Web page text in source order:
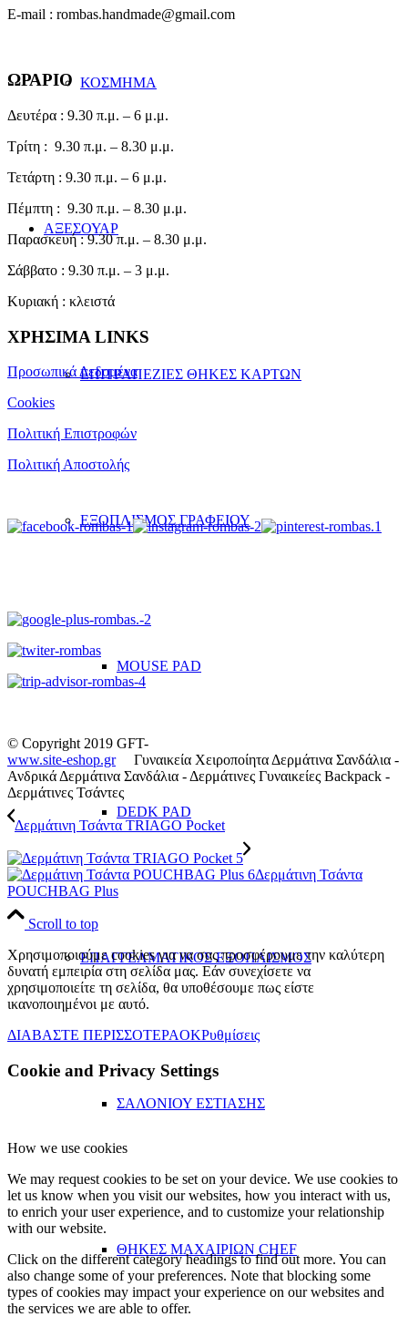
ΚΟΣΜΗΜΑ
ΑΞΕΣΟΥΑΡ
ΕΠΙΤΡΑΠΕΖΙΕΣ ΘΗΚΕΣ ΚΑΡΤΩΝ
ΕΞΟΠΛΙΣΜΟΣ ΓΡΑΦΕΙΟΥ
MOUSE PAD
DEDK PAD
ΕΠΑΓΓΕΛΜΑΤΙΚΟΣ ΕΞΟΠΛΙΣΜΟΣ
ΣΑΛΟΝΙΟΥ ΕΣΤΙΑΣΗΣ
ΘΗΚΕΣ ΜΑΧΑΙΡΙΩΝ CHEF
E-mail : rombas.handmade@gmail.com
ΩΡΑΡΙΟ
Δευτέρα : 9.30 π.μ. – 6 μ.μ.
Τρίτη : 9.30 π.μ. – 8.30 μ.μ.
Τετάρτη : 9.30 π.μ. – 6 μ.μ.
Πέμπτη : 9.30 π.μ. – 8.30 μ.μ.
Παρασκευή : 9.30 π.μ. – 8.30 μ.μ.
Σάββατο : 9.30 π.μ. – 3 μ.μ.
Κυριακή : κλειστά
ΧΡΗΣΙΜΑ LINKS
Προσωπικά Δεδομένα
Cookies
Πολιτική Επιστροφών
Πολιτική Αποστολής
© Copyright 2019 GFT-
www.site-eshop.grΓυναικεία Χειροποίητα Δερμάτινα Σανδάλια -
Ανδρικά Δερμάτινα Σανδάλια - Δερμάτινες Γυναικείες Backpack -
Δερμάτινες Τσάντες
Δερμάτινη Τσάντα TRIAGO Pocket
Δερμάτινη Τσάντα
POUCHBAG Plus
Scroll to top
Χρησιμοποιούμε cookies για να σας προσφέρουμε την καλύτερη
δυνατή εμπειρία στη σελίδα μας. Εάν συνεχίσετε να
χρησιμοποιείτε τη σελίδα, θα υποθέσουμε πως είστε
ικανοποιημένοι με αυτό.
ΔΙΑΒΑΣΤΕ ΠΕΡΙΣΣΟΤΕΡΑOKΡυθμίσεις
Cookie and Privacy Settings
How we use cookies
We may request cookies to be set on your device. We use cookies to
let us know when you visit our websites, how you interact with us,
to enrich your user experience, and to customize your relationship
with our website.
Click on the different category headings to find out more. You can
also change some of your preferences. Note that blocking some
types of cookies may impact your experience on our websites and
the services we are able to offer.